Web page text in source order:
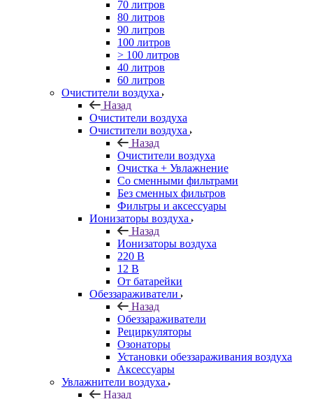
70 литров
80 литров
90 литров
100 литров
> 100 литров
40 литров
60 литров
Очистители воздуха
Назад
Очистители воздуха
Очистители воздуха
Назад
Очистители воздуха
Очистка + Увлажнение
Cо сменными фильтрами
Без сменных фильтров
Фильтры и аксессуары
Ионизаторы воздуха
Назад
Ионизаторы воздуха
220 В
12 В
От батарейки
Обеззараживатели
Назад
Обеззараживатели
Рециркуляторы
Озонаторы
Установки обеззараживания воздуха
Аксессуары
Увлажнители воздуха
Назад